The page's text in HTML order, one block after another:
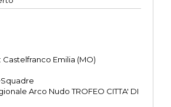
Castelfranco Emilia (MO)
Arco Nudo TROFEO CITTA' DI